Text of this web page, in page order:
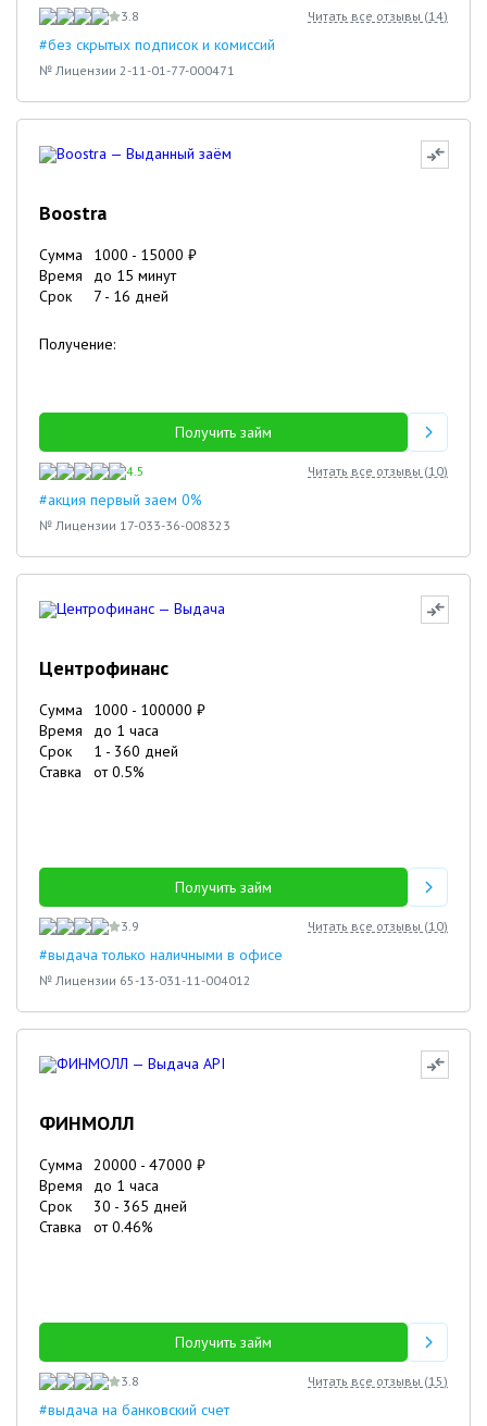
3.8 Читать все отзывы (14)
#без скрытых подписок и комиссий
№ Лицензии 2-11-01-77-000471
Boostra
Сумма 1000 - 15000 ₽
Время
до 15 минут
Срок
7 - 16 дней
Получение:
Получить займ
4.5 Читать все отзывы (10)
#акция первый заем 0%
№ Лицензии 17-033-36-008323
Центрофинанс
Сумма 1000 - 100000 ₽
Время
до 1 часа
Срок
1 - 360 дней
Ставка
от0.5%
Получить займ
3.9 Читать все отзывы (10)
#выдача только наличными в офисе
№ Лицензии 65-13-031-11-004012
ФИНМОЛЛ
Сумма 20000 - 47000 ₽
Время
до 1 часа
Срок
30 - 365 дней
Ставка
от0.46%
Получить займ
3.8 Читать все отзывы (15)
#выдача на банковский счет